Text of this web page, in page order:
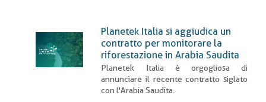
pane
Planetek Italia si aggiudica un
contratto per monitorare la
riforestazione in Arabia Saudita
Planetek Italia è orgogliosa di
annunciare il recente contratto siglato
con l'Arabia Saudita.